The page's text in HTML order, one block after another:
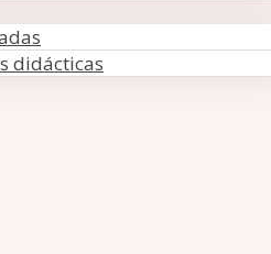
didácticas